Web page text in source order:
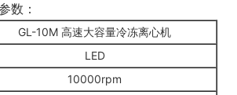
数：
GL-10M 高速大容量冷冻离心机
LED
10000rpm